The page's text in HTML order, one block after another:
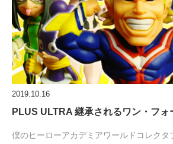
2019.10.16
PLUS ULTRA 継承されるワン・フォ
僕のヒーローアカデミアワールドコレクタ